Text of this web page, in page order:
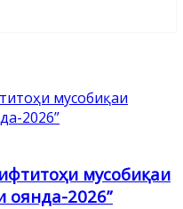
мусобиқаи
оянда-2026”